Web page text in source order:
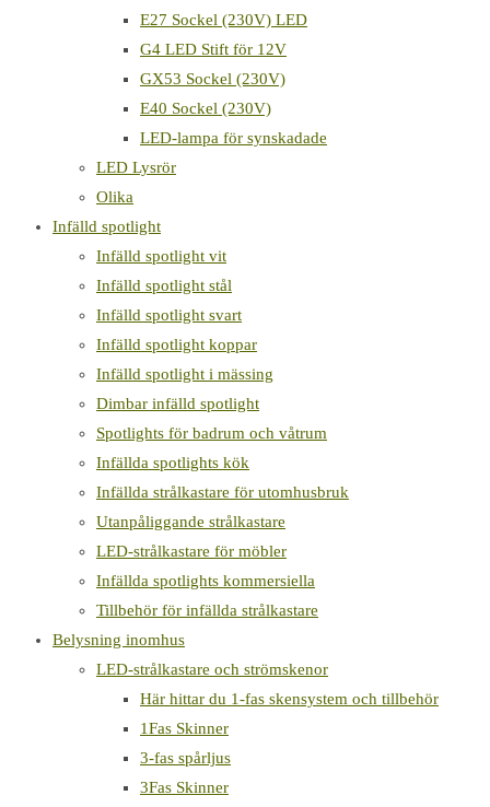
E27 Sockel (230V) LED
G4 LED Stift för 12V
GX53 Sockel (230V)
E40 Sockel (230V)
LED-lampa för synskadade
LED Lysrör
Olika
Infälld spotlight
Infälld spotlight vit
Infälld spotlight stål
Infälld spotlight svart
Infälld spotlight koppar
Infälld spotlight i mässing
Dimbar infälld spotlight
Spotlights för badrum och våtrum
Infällda spotlights kök
Infällda strålkastare för utomhusbruk
Utanpåliggande strålkastare
LED-strålkastare för möbler
Infällda spotlights kommersiella
Tillbehör för infällda strålkastare
Belysning inomhus
LED-strålkastare och strömskenor
Här hittar du 1-fas skensystem och tillbehör
1Fas Skinner
3-fas spårljus
3Fas Skinner